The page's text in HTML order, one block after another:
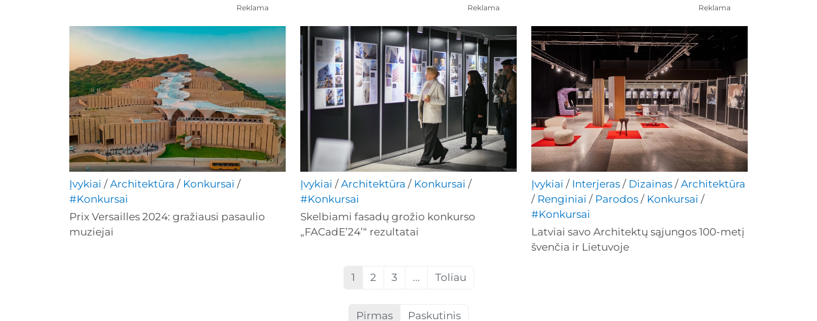
Įvykiai / Architektūra / Konkursai /
#Konkursai
Prix Versailles 2024: gražiausi pasaulio
muziejai
Įvykiai / Architektūra / Konkursai /
#Konkursai
Skelbiami fasadų grožio konkurso
„FACadE’24’“ rezultatai
Įvykiai / Interjeras / Dizainas / Architektūra
/ Renginiai / Parodos / Konkursai /
#Konkursai
Latviai savo Architektų sąjungos 100-metį
švenčia ir Lietuvoje
Reklama Reklama Reklama
1 2 3 ... Toliau
Pirmas Paskutinis